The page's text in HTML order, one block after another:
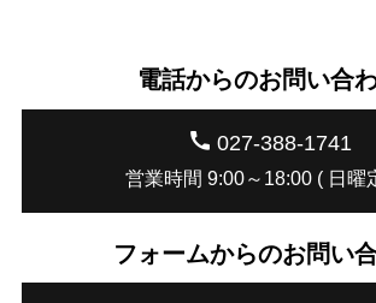
電話からのお問い合
027-388-1741
営業時間 9:00～18:00 ( 日曜
フォームからのお問い